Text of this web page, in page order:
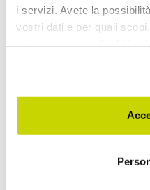
i servizi. Avete la
vostri dati e per quali
modificare o revocare il
momento dalla
sull'icona di attivazione
raccogliere
Oferta por